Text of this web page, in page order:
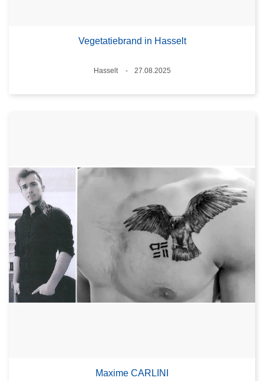
Vegetatiebrand in Hasselt
Plaats
Hasselt
27.08.2025
Maxime CARLINI